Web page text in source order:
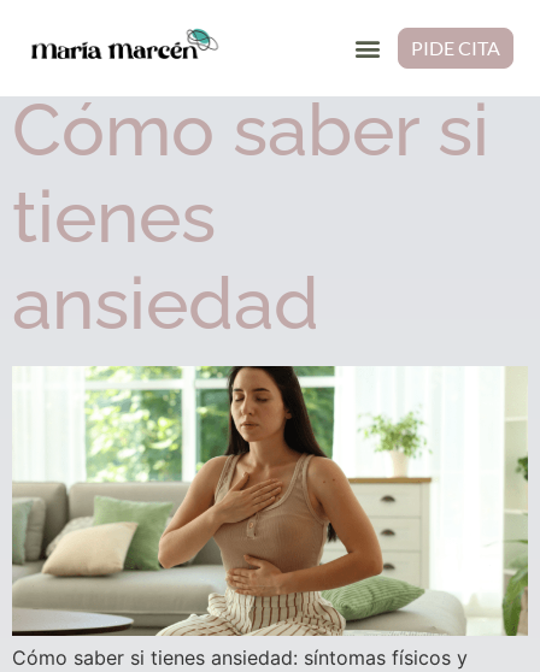
PIDE CITA
Etiqueta: ansioso
Cómo saber si
tienes
ansiedad
Cómo saber si tienes ansiedad: síntomas físicos y